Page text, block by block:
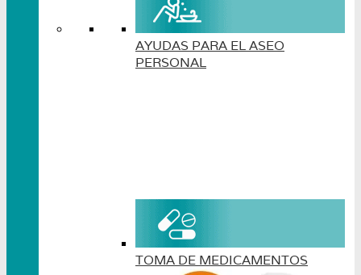
AYUDAS PARA EL ASEO
PERSONAL
TOMA DE MEDICAMENTOS